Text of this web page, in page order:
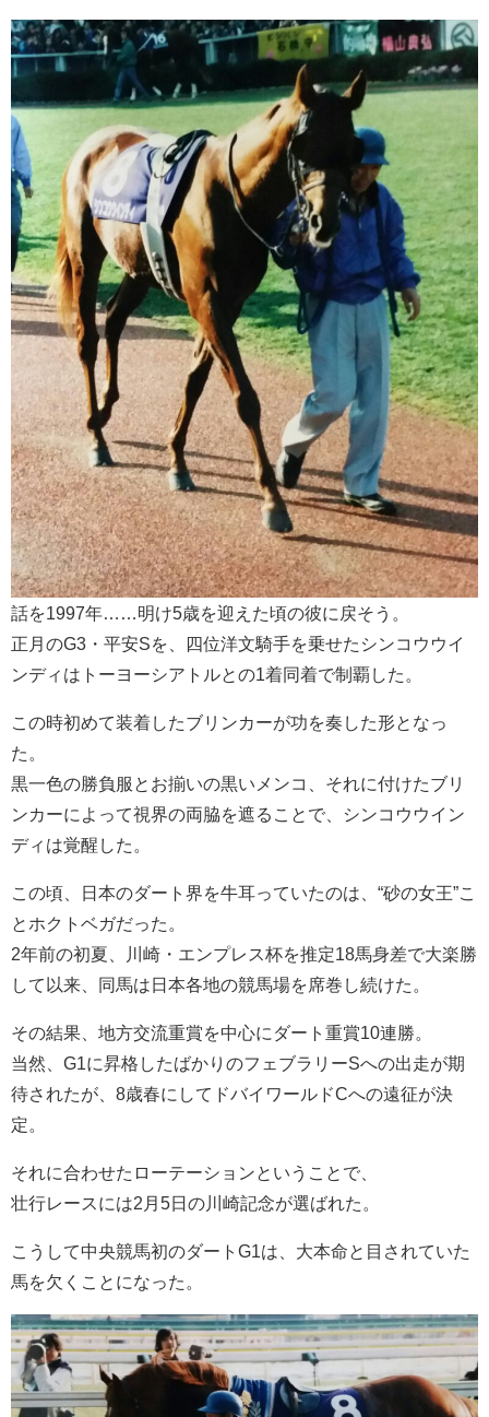
話を1997年……明け5歳を迎えた頃の彼に戻そう。
正月のG3・平安Sを、四位洋文騎手を乗せたシンコウウイ
ンディはトーヨーシアトルとの1着同着で制覇した。
この時初めて装着したブリンカーが功を奏した形となっ
た。
黒一色の勝負服とお揃いの黒いメンコ、それに付けたブリ
ンカーによって視界の両脇を遮ることで、シンコウウイン
ディは覚醒した。
この頃、日本のダート界を牛耳っていたのは、“砂の女王”こ
とホクトベガだった。
2年前の初夏、川崎・エンプレス杯を推定18馬身差で大楽勝
して以来、同馬は日本各地の競馬場を席巻し続けた。
その結果、地方交流重賞を中心にダート重賞10連勝。
当然、G1に昇格したばかりのフェブラリーSへの出走が期
待されたが、8歳春にしてドバイワールドCへの遠征が決
定。
それに合わせたローテーションということで、
壮行レースには2月5日の川崎記念が選ばれた。
こうして中央競馬初のダートG1は、大本命と目されていた
馬を欠くことになった。